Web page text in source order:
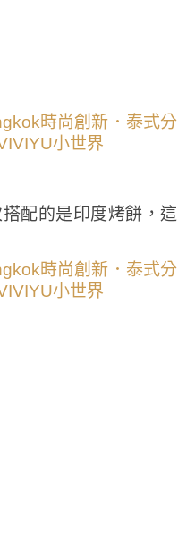
配的是印度烤餅，這